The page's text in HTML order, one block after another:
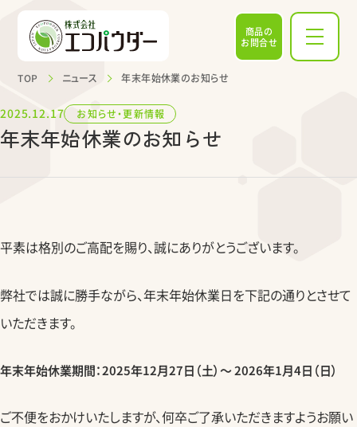
商品の
お問合せ
TOP ニュース 年末年始休業のお知らせ
年末年始休業のお知らせ
2025.12.17 お知らせ・更新情報
平素は格別のご高配を賜り、誠にありがとうございます。
弊社では誠に勝手ながら、年末年始休業日を下記の通りとさせて
いただきます。
年末年始休業期間：2025年12月27日（土）～ 2026年1月4日（日）
ご不便をおかけいたしますが、何卒ご了承いただきますようお願い